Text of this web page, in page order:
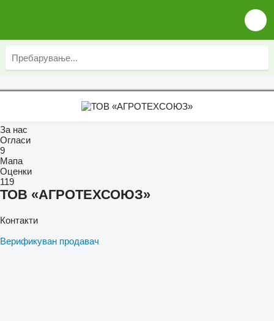
За нас
Огласи
9
Мапа
Оценки
119
ТОВ «АГРОТЕХСОЮЗ»
Контакти
Верификуван продавач